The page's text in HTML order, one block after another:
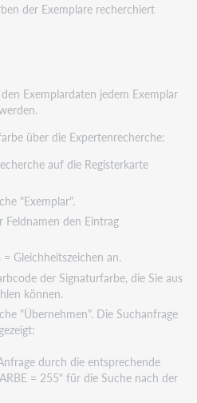
der Exemplare recherchiert
Exemplardaten jedem Exemplar
über die Expertenrecherche:
auf die Registerkarte
"Exemplar".
Feldnamen den Eintrag
Gleichheitszeichen an.
der Signaturfarbe, die Sie aus
können.
"Übernehmen". Die Suchanfrage
durch die entsprechende
= 255" für die Suche nach der